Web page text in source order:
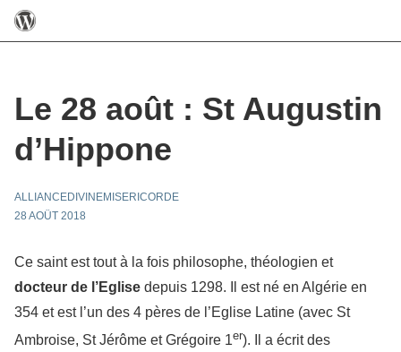
Le 28 août : St Augustin
d’Hippone
ALLIANCEDIVINEMISERICORDE
28 AOÛT 2018
Ce saint est tout à la fois philosophe, théologien et
docteur de l’Eglise depuis 1298. Il est né en Algérie en
354 et est l’un des 4 pères de l’Eglise Latine (avec St
Ambroise, St Jérôme et Grégoire 1er). Il a écrit des